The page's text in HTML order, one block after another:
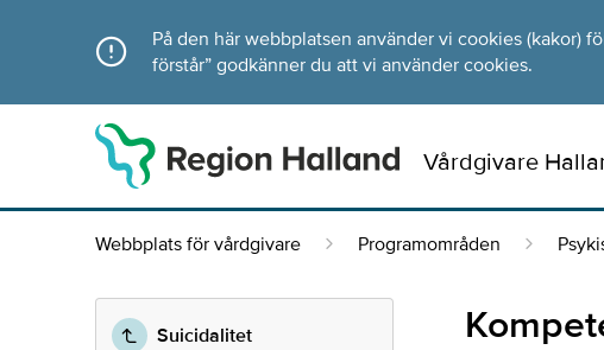
På den här webbplatsen använder vi cookies (kakor)
förstår” godkänner du att vi använder cookies.
Vårdgivare
Webbplats för vårdgivare Programområden
Suicidalitet